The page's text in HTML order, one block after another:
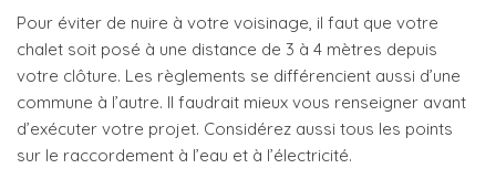
Pour éviter de nuire à votre voisinage, il faut que votre
chalet soit posé à une distance de 3 à 4 mètres depuis
votre clôture. Les règlements se différencient aussi d’une
commune à l’autre. Il faudrait mieux vous renseigner avant
d’exécuter votre projet. Considérez aussi tous les points
sur le raccordement à l’eau et à l’électricité.